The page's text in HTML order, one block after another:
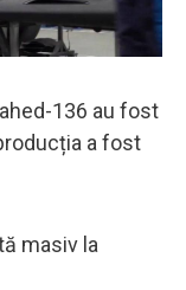
136 au fost
a fost
masiv la